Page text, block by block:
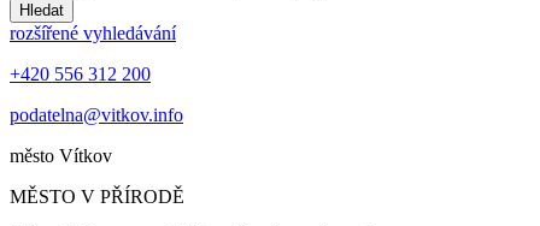
Hledat
rozšířené vyhledávání
+420 556 312 200
podatelna@vitkov.info
město Vítkov
MĚSTO V PŘÍRODĚ